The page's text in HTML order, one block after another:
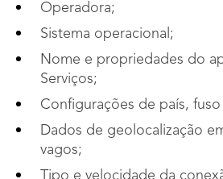
Operadora;
Sistema operacional;
Nome e propriedades do
Serviços;
Configurações de país,
Dados de geolocalização
vagos;
Tipo e velocidade da